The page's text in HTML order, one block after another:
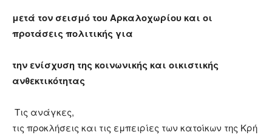
μετά τον σεισμό του Αρκαλοχωρίου και οι
προτάσεις πολιτικής για
την ενίσχυση της κοινωνικής και οικιστικής
ανθεκτικότητας
Τις ανάγκες,
τις προκλήσεις και τις εμπειρίες των κατοίκων της Κρή